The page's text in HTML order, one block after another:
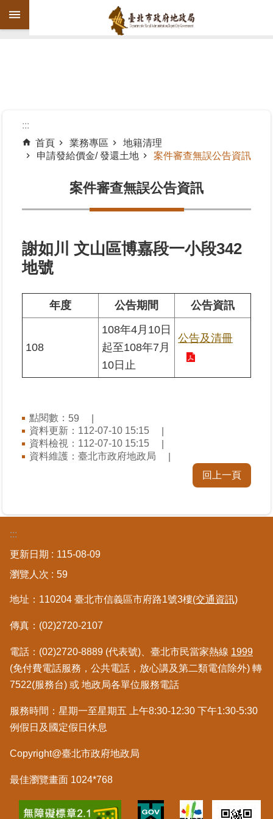
跳到主要內容區塊
機
告
資
訊
務
區
詢
網
路
業
區
合
訊
熱
門
關
字
都
地
資
:::
首頁
業務專區
地籍清理
申請發給價金/ 發還土地
案件審查無誤公告資訊
案件審查無誤公告資訊
謝如川 文山區博嘉段一小段342
地號
年度 公告期間 公告資訊
108
108年4月10日
起至108年7月
10日止
公告及清冊
點閱數： 59
資料更新：112-07-10 15:15
資料檢視：112-07-10 15:15
資料維護：臺北市政府地政局
回上一頁
:::
更新日期
115-08-09
瀏覽人次
59
地址：110204 臺北市信義區市府路1號3樓(交通資訊)
傳真：(02)2720-2107
電話：(02)2720-8889 (代表號)、臺北市民當家熱線 1999
(免付費電話服務，公共電話，放心講及第二類電信除外) 轉
7522(服務台) 或 地政局各單位服務電話
服務時間：星期一至星期五 上午8:30-12:30 下午1:30-5:30
例假日及國定假日休息
Copyright@臺北市政府地政局
最佳瀏覽畫面 1024*768